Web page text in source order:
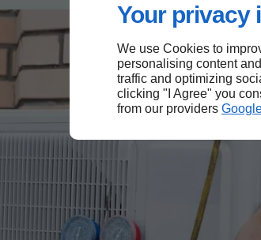
Your privacy
We use Cookies to
personalising content
traffic and optimizing
clicking "I Agree" you
from our providers